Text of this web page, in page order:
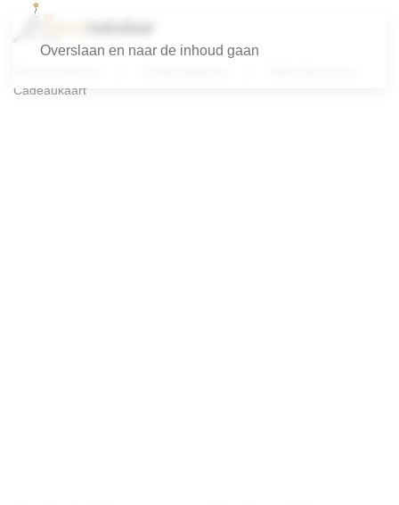
Overslaan en naar de inhoud gaan
Cadeaukaart